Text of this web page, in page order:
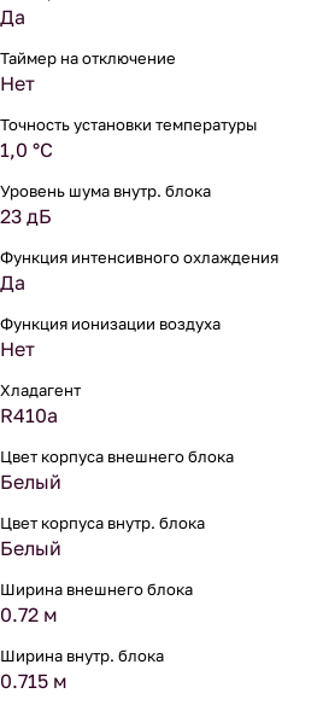
Да
Таймер на отключение
Нет
Точность установки температуры
1,0 °С
Уровень шума внутр. блока
23 дБ
Функция интенсивного охлаждения
Да
Функция ионизации воздуха
Нет
Хладагент
R410a
Цвет корпуса внешнего блока
Белый
Цвет корпуса внутр. блока
Белый
Ширина внешнего блока
0.72 м
Ширина внутр. блока
0.715 м